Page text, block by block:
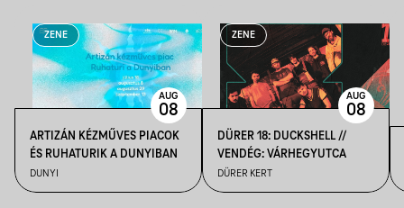
ZENE
ARTIZÁN KÉZMŰVES PIACOK
ÉS RUHATURIK A DUNYIBAN
DUNYI
AUG
08
ZENE
DÜRER 18: DUCKSHELL //
VENDÉG: VÁRHEGYUTCA
DÜRER KERT
AUG
08